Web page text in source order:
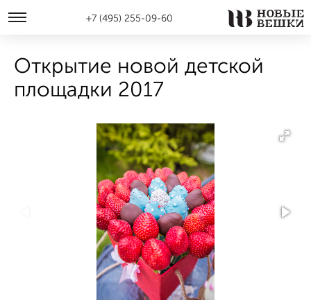
+7 (495) 255-09-60
Открытие новой детской
площадки 2017